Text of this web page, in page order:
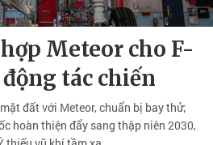
Meteor cho F-
động tác chiến
đất với Meteor, chuẩn bị bay thử;
hoàn thiện đẩy sang thập niên 2030,